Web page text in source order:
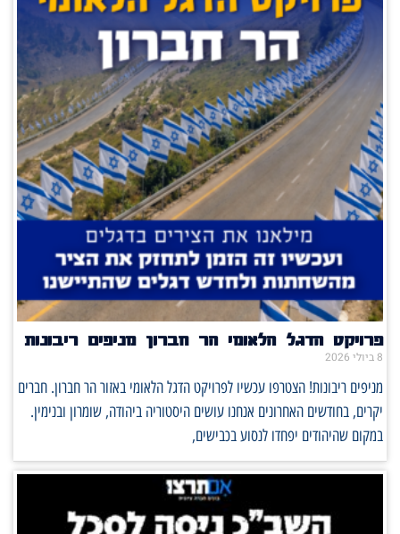
פרויקט הדגל הלאומי הר חברון מניפים ריבונות
8 ביולי 2026
מניפים ריבונות! הצטרפו עכשיו לפרויקט הדגל הלאומי באזור הר חברון. חברים
יקרים, בחודשים האחרונים אנחנו עושים היסטוריה ביהודה, שומרון ובנימין.
במקום שהיהודים יפחדו לנסוע בכבישים,